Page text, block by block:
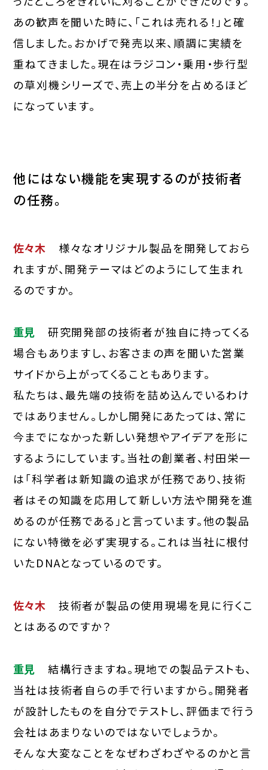
あの歓声を聞いた時に、「これは売れる！」と確
信しました。おかげで発売以来、順調に実績を
重ねてきました。現在はラジコン・乗用・歩行型
の草刈機シリーズで、売上の半分を占めるほど
になっています。
他にはない機能を実現するのが技術者
の任務。
佐々木
様々なオリジナル製品を開発しておら
れますが、開発テーマはどのようにして生まれ
るのですか。
重見
研究開発部の技術者が独自に持ってくる
場合もありますし、お客さまの声を聞いた営業
サイドから上がってくることもあります。
私たちは、最先端の技術を詰め込んでいるわけ
ではありません。しかし開発にあたっては、常に
今までになかった新しい発想やアイデアを形に
するようにしています。当社の創業者、村田栄一
は「科学者は新知識の追求が任務であり、技術
者はその知識を応用して新しい方法や開発を進
めるのが任務である」と言っています。他の製品
にない特徴を必ず実現する。これは当社に根付
いたDNAとなっているのです。
佐々木
技術者が製品の使用現場を見に行くこ
とはあるのですか？
重見
結構行きますね。現地での製品テストも、
当社は技術者自らの手で行いますから。開発者
が設計したものを自分でテストし、評価まで行う
会社はあまりないのではないでしょうか。
そんな大変なことをなぜわざわざやるのかと言